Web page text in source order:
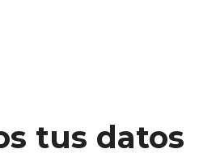
tus datos